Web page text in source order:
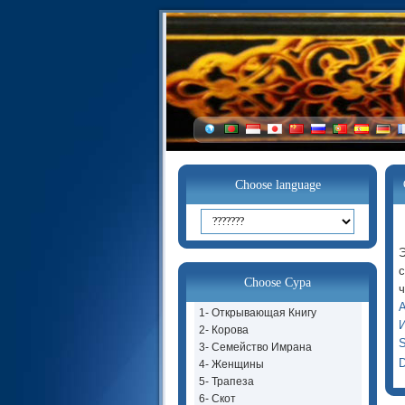
Choose language
Choose Сура
1- Открывающая Книгу
2- Корова
3- Семейство Имрана
4- Женщины
5- Трапеза
6- Скот